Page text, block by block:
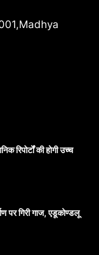
रिपोर्टों की होगी उच्च
पर गिरी गाज, एडूकोण्डलू